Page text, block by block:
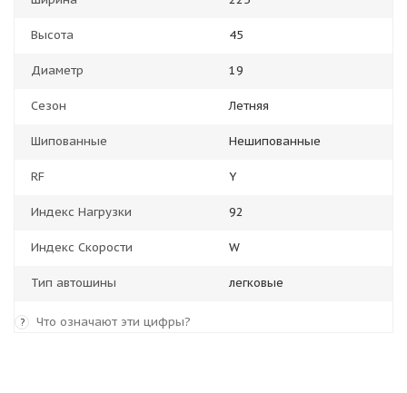
Высота 45
Диаметр 19
Сезон Летняя
Шипованные Нешипованные
RF Y
Индекс Нагрузки 92
Индекс Скорости W
Тип автошины легковые
? Что означают эти цифры?